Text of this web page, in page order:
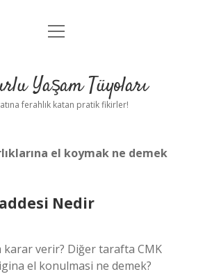
Anasayfa
Yasal Uyarı
menüyü
Yaşam Tüyoları
ferahlık katan pratik fikirler!
el koymak ne demek
Nedir
karar verir? Diğer tarafta CMK
el konulmasi ne demek?